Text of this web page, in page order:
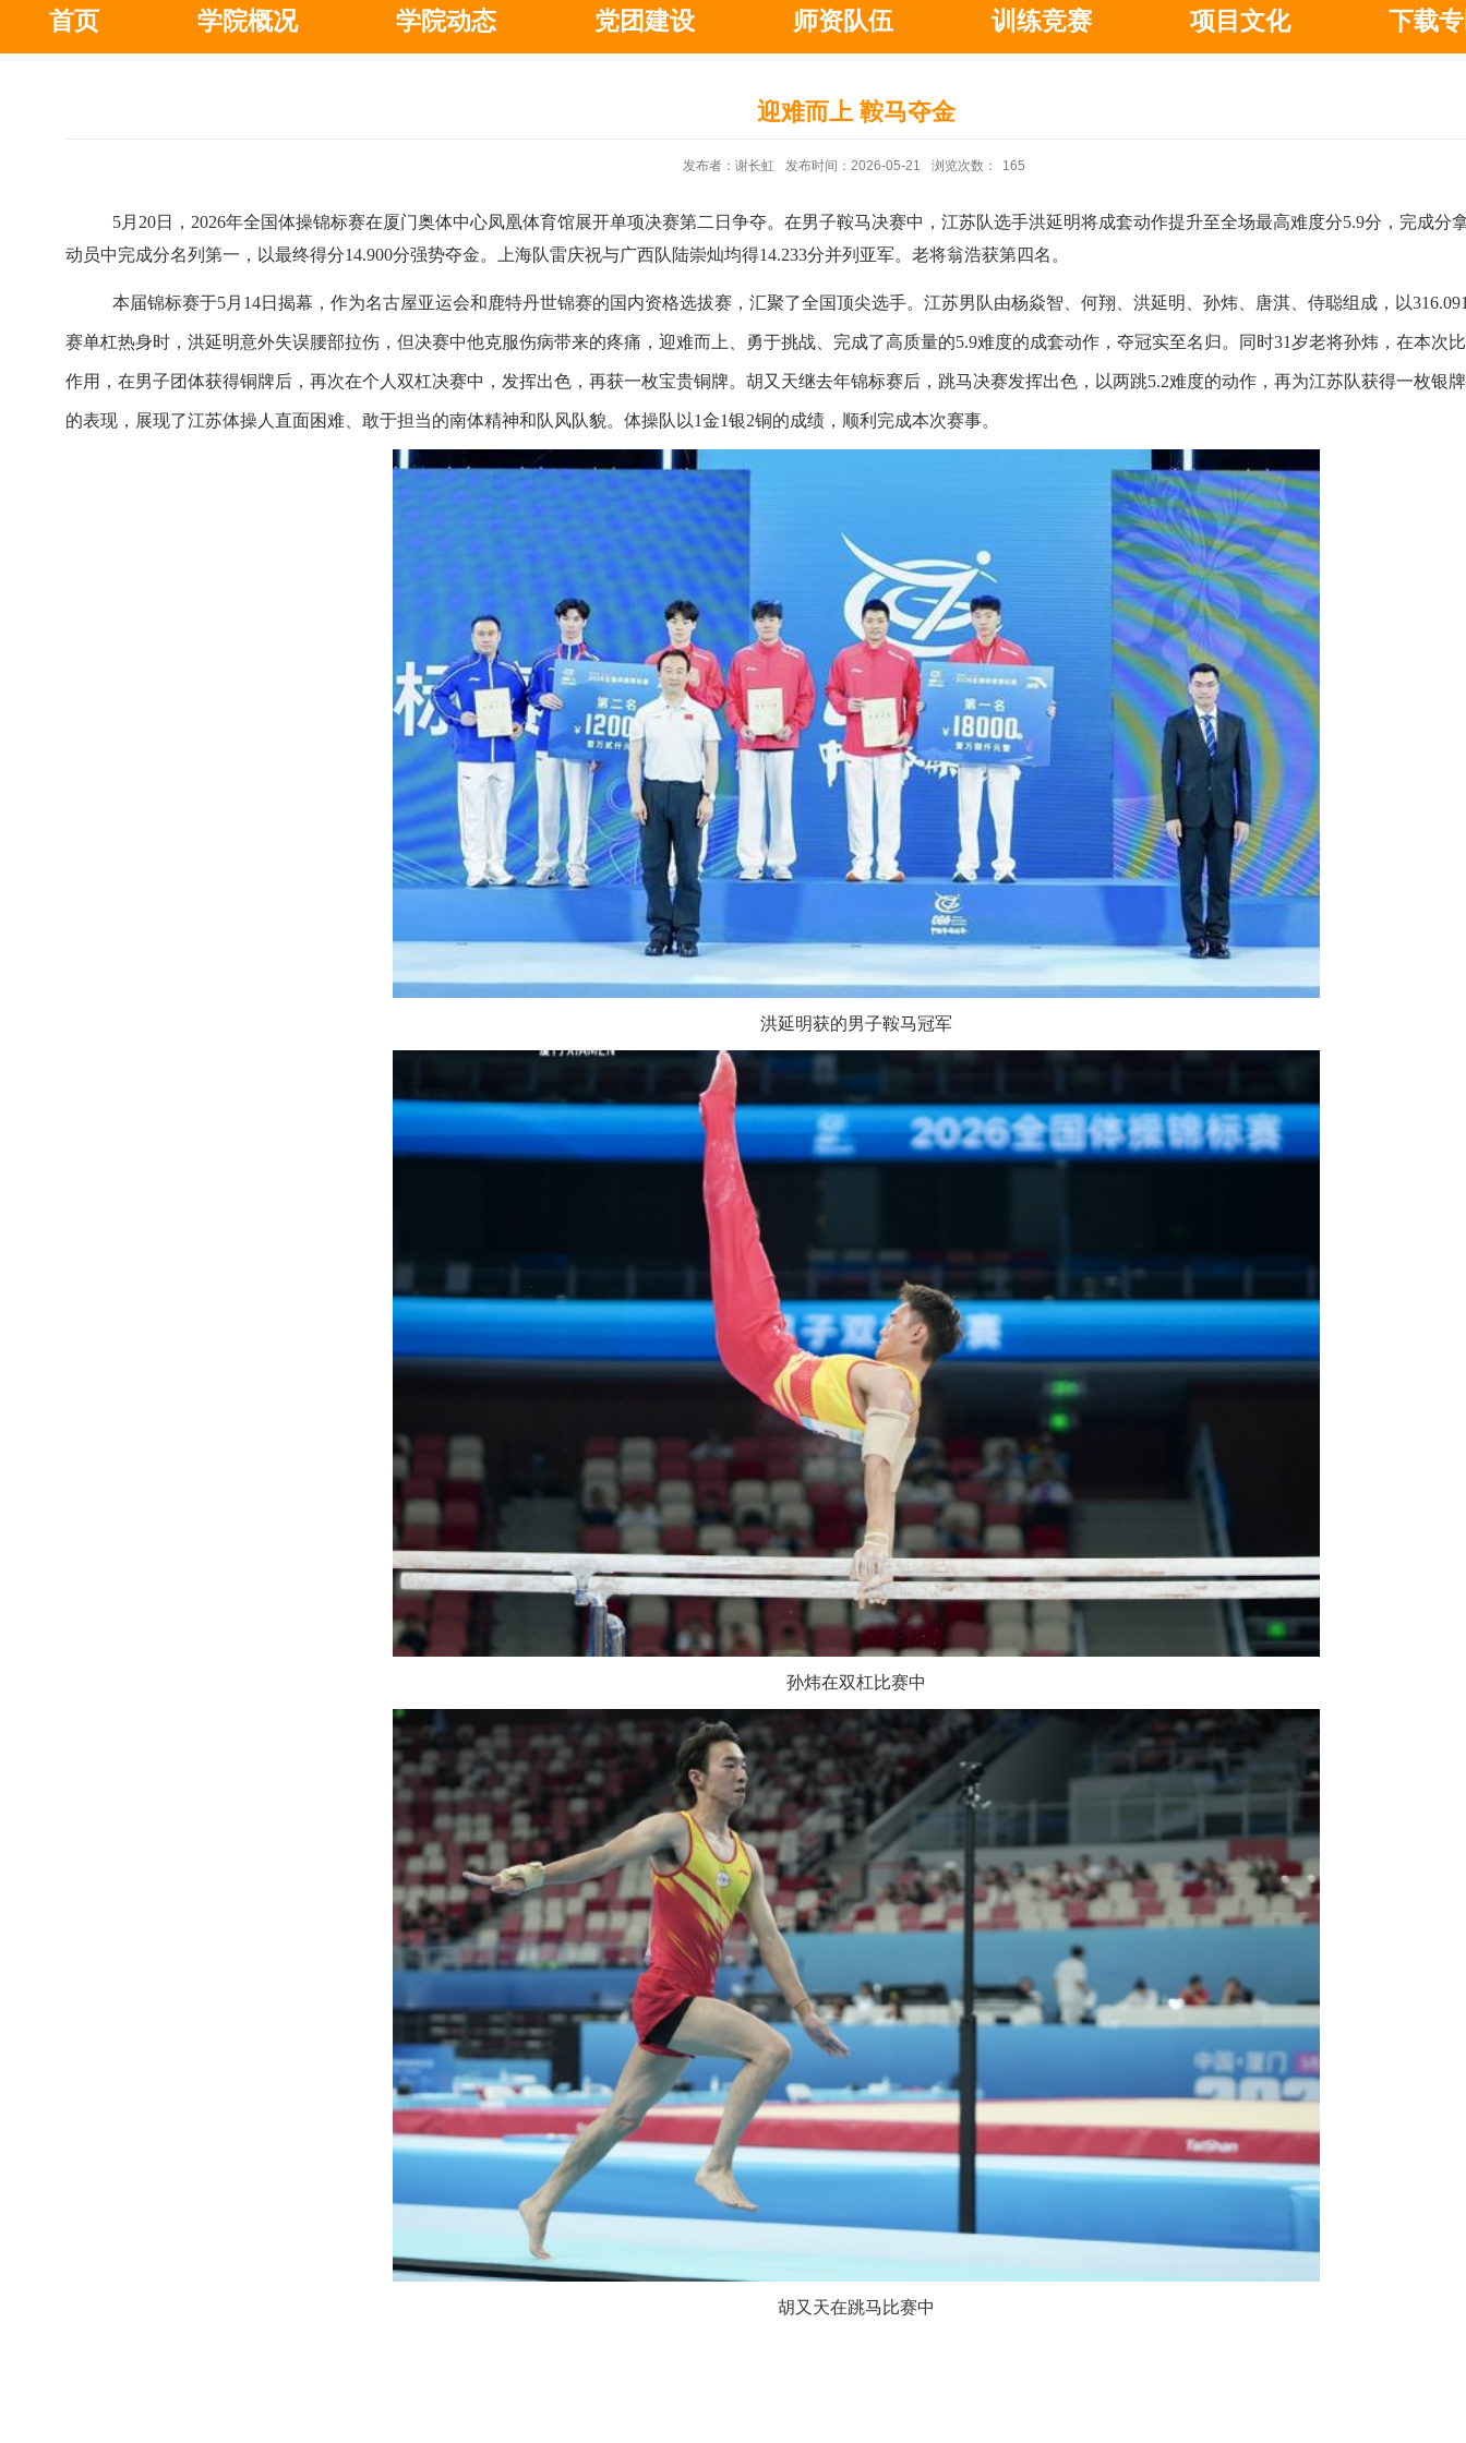
首页 学院概况 学院动态 党团建设 师资队伍 训练竞赛 项目文化 下载
迎难而上 鞍马夺金
发布者：谢长虹 发布时间：2026-05-21 浏览次数： 165
5月 20日， 2026年全国体操锦标赛在厦门奥体中心凤凰体育馆展开单项决赛第二 日争夺。在男子鞍马决赛中，江苏队选手洪延明将成套动作提升至全场最高难度分5.9分，完成分
动员中完成分名列第一，以最终得分14.900分强势夺金。上海队雷庆祝与广西队陆崇灿均得14.233分并列亚军。 老将翁浩获第四名。
本届锦标赛于5月14日揭幕，作为名古屋亚运会和鹿特丹世锦赛的国内资格选拔赛，汇聚了全国顶尖选手。江苏男队由杨焱智、何翔、洪延明、孙炜、唐淇、侍聪组成，以
赛单杠热身时 ， 洪延明意外失误腰部拉伤，但决赛中他克服伤病带来的疼痛 ， 迎难而上、勇于挑战 完成了高质量的5.9难度的成套动作，夺冠实至名归。 同时31岁老将孙炜，在本次
作用，在男子团体获得铜牌后，再次在个人双杠决赛中，发挥出色，再获一枚宝贵铜牌。胡又天继去年锦标赛后，跳马决赛发挥出色，以两跳5.2难度的动作，再为江苏队获得一枚银
的表现 ， 展现了江苏体操人 直面困难 、敢于担当的南体精神和队 风队貌。 体操队以1金1银2铜的成绩，顺利完成本次赛事。
洪延明获的男子鞍马冠军
孙炜在双杠比赛中
胡又天在跳马比赛中